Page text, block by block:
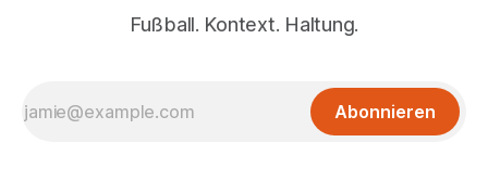
Fußball. Kontext. Haltung.
Abonnieren